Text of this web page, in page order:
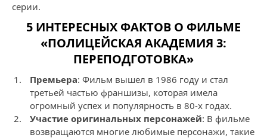
серии.
5 ИНТЕРЕСНЫХ ФАКТОВ О ФИЛЬМЕ
«ПОЛИЦЕЙСКАЯ АКАДЕМИЯ 3:
ПЕРЕПОДГОТОВКА»
Премьера: Фильм вышел в 1986 году и стал
третьей частью франшизы, которая имела
огромный успех и популярность в 80-х годах.
Участие оригинальных персонажей: В фильме
возвращаются многие любимые персонажи, такие